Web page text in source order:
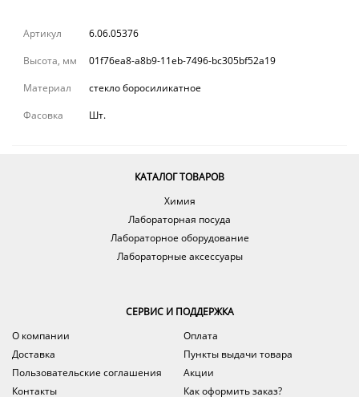
Артикул
6.06.05376
Высота, мм
01f76ea8-a8b9-11eb-7496-bc305bf52a19
Материал
стекло боросиликатное
Фасовка
Шт.
КАТАЛОГ ТОВАРОВ
Химия
Лабораторная посуда
Лабораторное оборудование
Лабораторные аксессуары
СЕРВИС И ПОДДЕРЖКА
О компании
Оплата
Доставка
Пункты выдачи товара
Пользовательские соглашения
Акции
Контакты
Как оформить заказ?